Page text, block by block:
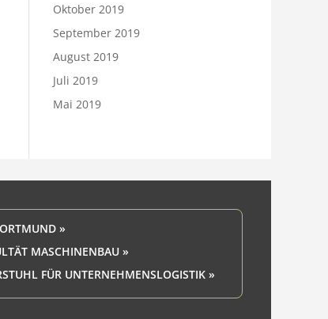
Oktober 2019
September 2019
August 2019
Juli 2019
Mai 2019
»
MASCHINENBAU »
FÜR UNTERNEHMENSLOGISTIK »